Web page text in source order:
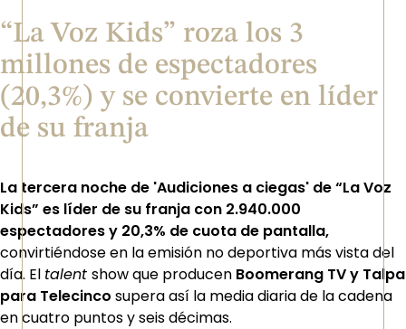
“La Voz Kids” roza los 3
millones de espectadores
(20,3%) y se convierte en líder
de su franja
La tercera noche de 'Audiciones a ciegas' de “La Voz
Kids” es líder de su franja con 2.940.000
espectadores y 20,3% de cuota de pantalla,
convirtiéndose en la emisión no deportiva más vista del
día. El talent show que producen Boomerang TV y Talpa
para Telecinco supera así la media diaria de la cadena
en cuatro puntos y seis décimas.